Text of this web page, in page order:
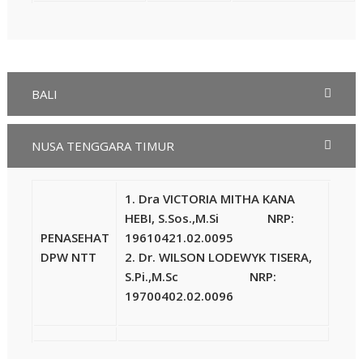
BALI
NUSA TENGGARA TIMUR
PENASEHAT
DPW NTT
1. Dra VICTORIA MITHA KANA
HEBI, S.Sos.,M.Si NRP:
19610421.02.0095
2. Dr. WILSON LODEWYK TISERA,
S.Pi.,M.Sc NRP:
19700402.02.0096